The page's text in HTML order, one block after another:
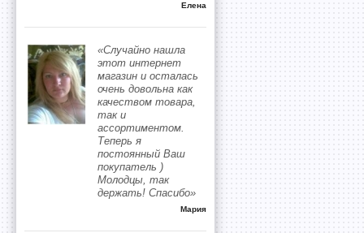
Елена
«Случайно нашла
этот интернет
магазин и осталась
очень довольна как
качеством товара,
так и
ассортиментом.
Теперь я
постоянный Ваш
покупатель )
Молодцы, так
держать! Спасибо»
Мария